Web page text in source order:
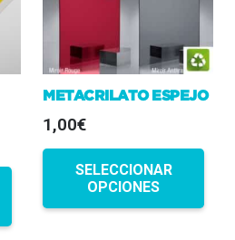
en
página
producto
METACRILATO ESPEJO
1,00€
SELECCIONAR
OPCIONES